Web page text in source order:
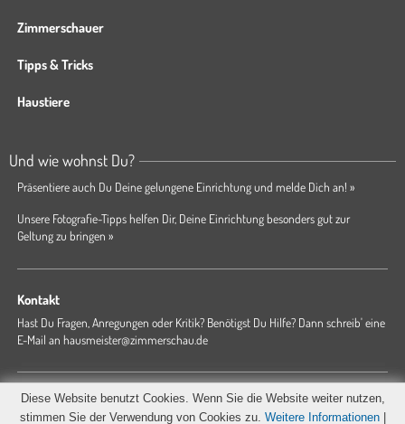
Zimmerschauer
Tipps & Tricks
Haustiere
Und wie wohnst Du?
Präsentiere auch Du Deine gelungene Einrichtung und melde Dich an! »
Unsere Fotografie-Tipps helfen Dir, Deine Einrichtung besonders gut zur
Geltung zu bringen »
Kontakt
Hast Du Fragen, Anregungen oder Kritik? Benötigst Du Hilfe? Dann schreib' eine
E-Mail an hausmeister@zimmerschau.de
Forum Magazin AGB Presse Datenschutz
Impressum
Hausordnung
Diese Website benutzt Cookies. Wenn Sie die Website weiter nutzen,
stimmen Sie der Verwendung von Cookies zu. Weitere Informationen